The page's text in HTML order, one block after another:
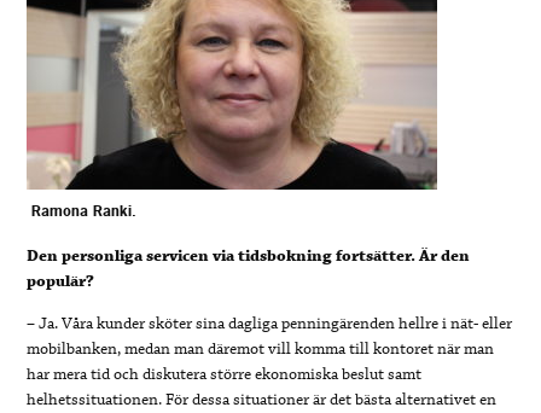
Ramona Ranki.
Den personliga servicen via tidsbokning fortsätter. Är den
populär?
–Ja. Våra kunder sköter sina dagliga penningärenden hellre i nät- eller
mobilbanken, medan man däremot vill komma till kontoret när man
har mera tid och diskutera större ekonomiska beslut samt
helhetssituationen. För dessa situationer är det bästa alternativet en